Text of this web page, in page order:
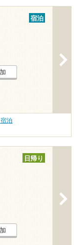
宿泊
泊
日帰り